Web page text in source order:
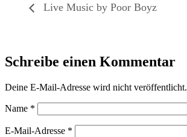
Live Music by Poor Boyz
Schreibe einen Kommentar
Deine E-Mail-Adresse wird nicht veröffentlicht.
Name *
E-Mail-Adresse *